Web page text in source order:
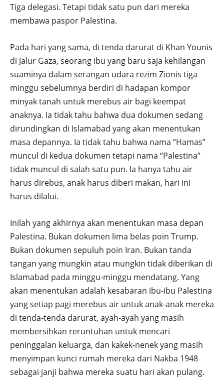
Tiga delegasi. Tetapi tidak satu pun dari mereka
membawa paspor Palestina.
Pada hari yang sama, di tenda darurat di Khan Younis
di Jalur Gaza, seorang ibu yang baru saja kehilangan
suaminya dalam serangan udara rezim Zionis tiga
minggu sebelumnya berdiri di hadapan kompor
minyak tanah untuk merebus air bagi keempat
anaknya. Ia tidak tahu bahwa dua dokumen sedang
dirundingkan di Islamabad yang akan menentukan
masa depannya. Ia tidak tahu bahwa nama “Hamas”
muncul di kedua dokumen tetapi nama “Palestina”
tidak muncul di salah satu pun. Ia hanya tahu air
harus direbus, anak harus diberi makan, hari ini
harus dilalui.
Inilah yang akhirnya akan menentukan masa depan
Palestina. Bukan dokumen lima belas poin Trump.
Bukan dokumen sepuluh poin Iran. Bukan tanda
tangan yang mungkin atau mungkin tidak diberikan di
Islamabad pada minggu-minggu mendatang. Yang
akan menentukan adalah kesabaran ibu-ibu Palestina
yang setiap pagi merebus air untuk anak-anak mereka
di tenda-tenda darurat, ayah-ayah yang masih
membersihkan reruntuhan untuk mencari
peninggalan keluarga, dan kakek-nenek yang masih
menyimpan kunci rumah mereka dari Nakba 1948
sebagai janji bahwa mereka suatu hari akan pulang.